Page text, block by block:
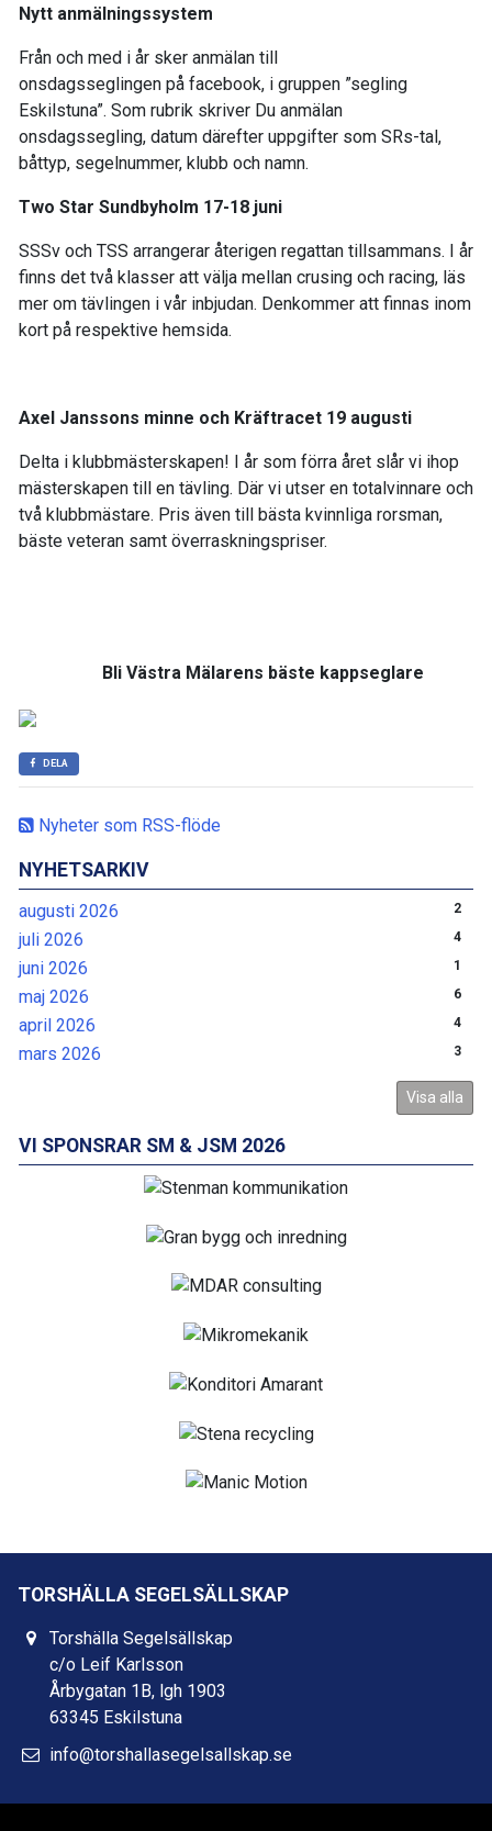
Nyheter som RSS-flöde
NYHETSARKIV
augusti 2026 2
juli 2026 4
juni 2026 1
maj 2026 6
april 2026 4
mars 2026 3
Visa alla
Nytt anmälningssystem
Från och med i år sker anmälan till
onsdagsseglingen på facebook, i gruppen ”segling
Eskilstuna”. Som rubrik skriver Du anmälan
onsdagssegling, datum därefter uppgifter som SRs-tal,
båttyp, segelnummer, klubb och namn.
Two Star Sundbyholm 17-18 juni
SSSv och TSS arrangerar återigen regattan tillsammans. I år
finns det två klasser att välja mellan crusing och racing, läs
mer om tävlingen i vår inbjudan. Denkommer att finnas inom
kort på respektive hemsida.
Axel Janssons minne och Kräftracet 19 augusti
Delta i klubbmästerskapen! I år som förra året slår vi ihop
mästerskapen till en tävling. Där vi utser en totalvinnare och
två klubbmästare. Pris även till bästa kvinnliga rorsman,
bäste veteran samt överraskningspriser.
Bli Västra Mälarens bäste kappseglare
DELA
VI SPONSRAR SM & JSM 2026
TORSHÄLLA SEGELSÄLLSKAP
Torshälla Segelsällskap
c/o Leif Karlsson
Årbygatan 1B, lgh 1903
63345 Eskilstuna
info@torshallasegelsallskap.se